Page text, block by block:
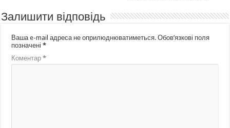
Залишити відповідь
Ваша e-mail адреса не оприлюднюватиметься. Обов’язкові поля
позначені*
Коментар*